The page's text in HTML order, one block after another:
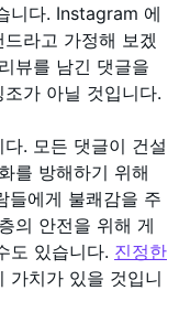
니다. Instagram 에
라고 가정해 보겠
뷰를 남긴 댓글을
가 아닐 것입니다.
. 모든 댓글이 건설
를 방해하기 위해
들에게 불쾌감을 주
의 안전을 위해 게
도 있습니다. 진정한
가치가 있을 것입니